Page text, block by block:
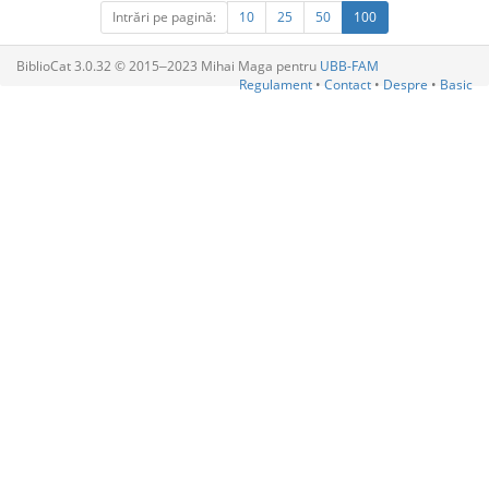
Intrări pe pagină: 10 25 50 100
BiblioCat 3.0.32 © 2015‒2023 Mihai Maga pentru UBB-FAM
Regulament • Contact • Despre • Basic